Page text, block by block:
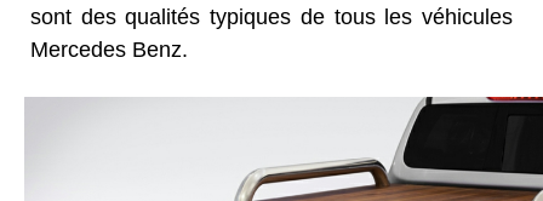
sont des qualités typiques de tous les véhicules
Mercedes Benz.